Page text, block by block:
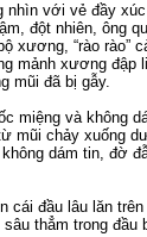
với vẻ đầy
đột nhiên, ông
xương, “rào rào”
mảnh xương đập
mũi đã bị gẫy.
miệng và không
mũi chảy xuống
dám tin, đờ
cái đầu lâu lăn
thẳm trong đầu